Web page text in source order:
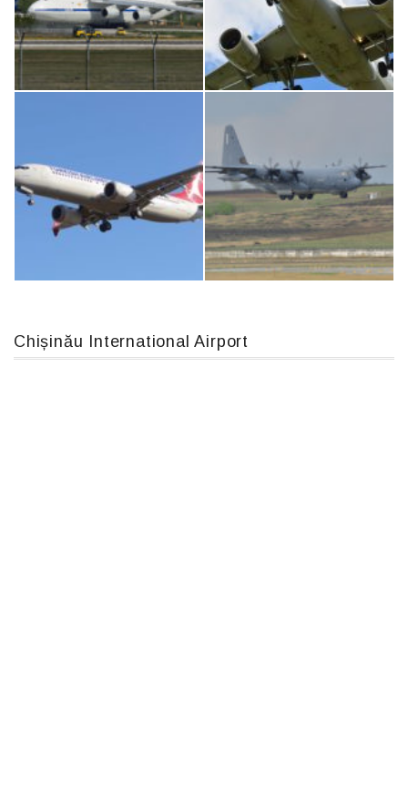
An12, UR-CGV
Airbus A319-114 D-AILN, Lufthansa, Франкфурт-Кишинев, 24/06/18
Chișinău International Airport